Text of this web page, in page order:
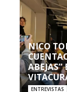
NICO
ENTREVISTAS